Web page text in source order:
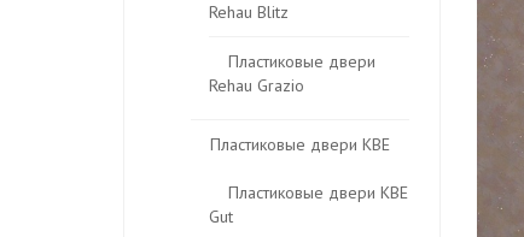
Rehau Blitz
Пластиковые двери
Rehau Grazio
Пластиковые двери KBE
Пластиковые двери КВЕ
Gut